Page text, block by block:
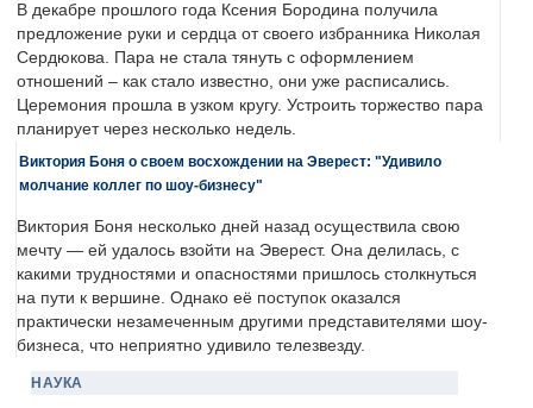
В декабре прошлого года Ксения Бородина получила
предложение руки и сердца от своего избранника Николая
Сердюкова. Пара не стала тянуть с оформлением
отношений – как стало известно, они уже расписались.
Церемония прошла в узком кругу. Устроить торжество пара
планирует через несколько недель.
Виктория Боня о своем восхождении на Эверест: "Удивило
молчание коллег по шоу-бизнесу"
Виктория Боня несколько дней назад осуществила свою
мечту — ей удалось взойти на Эверест. Она делилась, с
какими трудностями и опасностями пришлось столкнуться
на пути к вершине. Однако её поступок оказался
практически незамеченным другими представителями шоу-
бизнеса, что неприятно удивило телезвезду.
НАУКА